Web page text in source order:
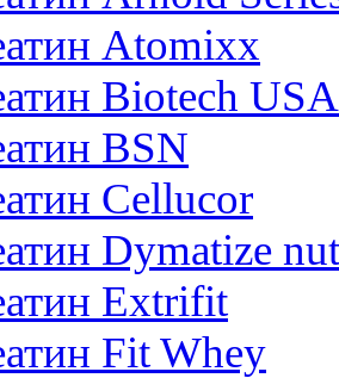
Atomixx
Biotech USA
BSN
Cellucor
Dymatize
Extrifit
Fit Whey